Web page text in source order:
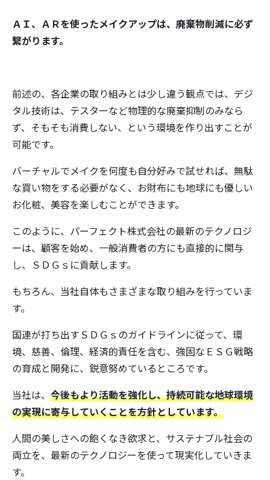
ＡＩ、ＡＲを使ったメイクアップは、廃棄物削減に必ず
繋がります。
前述の、各企業の取り組みとは少し違う観点では、デジ
タル技術は、テスターなど物理的な廃棄抑制のみなら
ず、そもそも消費しない、という環境を作り出すことが
可能です。
バーチャルでメイクを何度も自分好みで試せれば、無駄
な買い物をする必要がなく、お財布にも地球にも優しい
お化粧、美容を楽しむことができます。
このように、パーフェクト株式会社の最新のテクノロジ
ーは、顧客を始め、一般消費者の方にも直接的に関与
し、ＳＤＧｓに貢献します。
もちろん、当社自体もさまざまな取り組みを行っていま
す。
国連が打ち出すＳＤＧｓのガイドラインに従って、環
境、慈善、倫理、経済的責任を含む、強固なＥＳＧ戦略
の育成と開発に、鋭意努めているところです。
当社は、 今後もより活動を強化し、持続可能な地球環境
の実現に寄与していくことを方針としています。
人間の美しさへの飽くなき欲求と、サステナブル社会の
両立を、最新のテクノロジーを使って現実化していきま
す。